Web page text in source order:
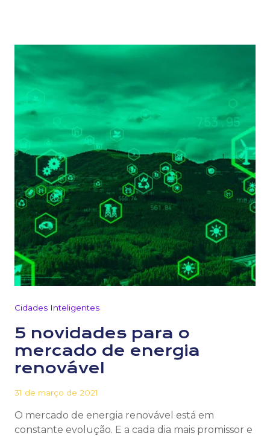
Cidades Inteligentes
5 novidades para o
mercado de energia
renovável
31 de março de 2021
O mercado de energia renovável está em
constante evolução. E a cada dia mais promissor e